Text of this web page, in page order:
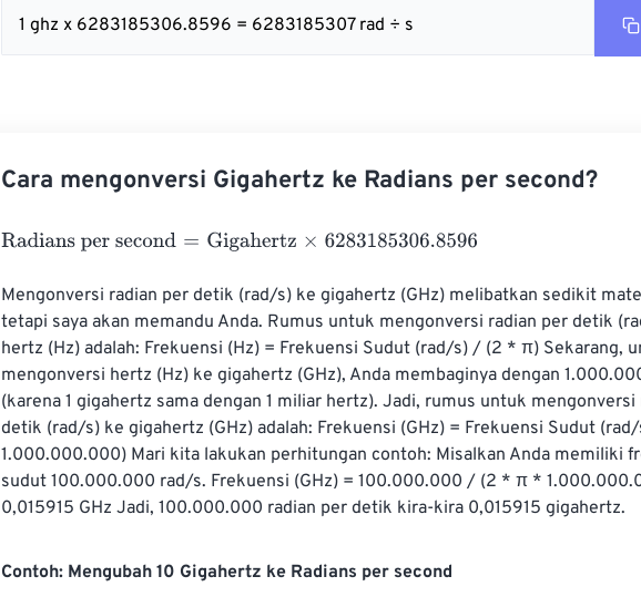
1 ghz x 6283185306.8596 = 6283185307 rad ÷ s
Cara mengonversi Gigahertz ke Radians per second?
Radians per second=Gigahertz×6283185306.8596
Mengonversi radian per detik (rad/s) ke gigahertz (GHz) melibatkan sedikit
tetapi saya akan memandu Anda. Rumus untuk mengonversi radian per detik
hertz (Hz) adalah: Frekuensi (Hz) = Frekuensi Sudut (rad/s) / (2 * π) Sekarang,
mengonversi hertz (Hz) ke gigahertz (GHz), Anda membaginya dengan
(karena 1 gigahertz sama dengan 1 miliar hertz). Jadi, rumus untuk mengonversi
detik (rad/s) ke gigahertz (GHz) adalah: Frekuensi (GHz) = Frekuensi Sudut
1.000.000.000) Mari kita lakukan perhitungan contoh: Misalkan Anda memiliki
sudut 100.000.000 rad/s. Frekuensi (GHz) = 100.000.000 / (2 * π *
0,015915 GHz Jadi, 100.000.000 radian per detik kira-kira 0,015915 gigahertz.
Contoh: Mengubah 10 Gigahertz ke Radians per second